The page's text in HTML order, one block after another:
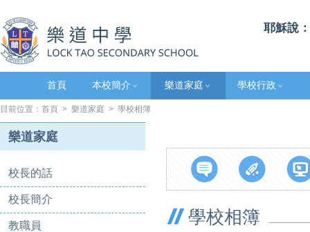
耶穌說
首頁 本校簡介 樂道家庭 學校行政
目前位置： 首頁 > 樂道家庭 > 學校相簿
樂道家庭
校長的話
校長簡介
教職員 學校相簿